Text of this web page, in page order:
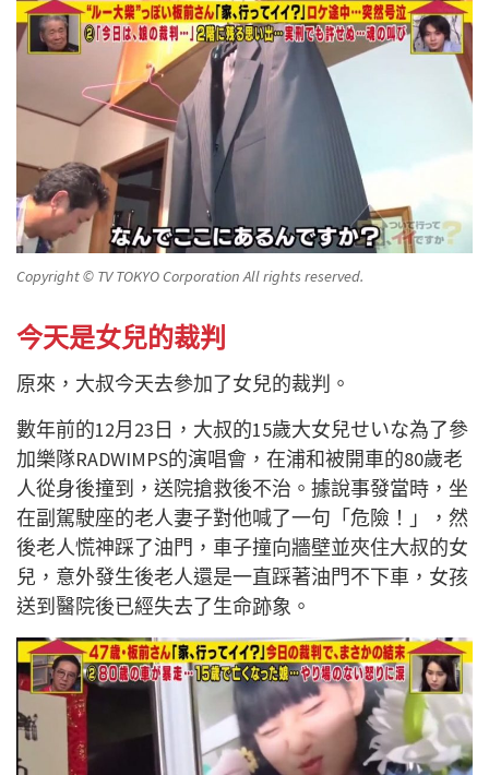
Copyright © TV TOKYO Corporation All rights reserved.
今天是女兒的裁判
原來，大叔今天去參加了女兒的裁判。
數年前的12月23日，大叔的15歲大女兒せいな為了參
加樂隊RADWIMPS的演唱會，在浦和被開車的80歲老
人從身後撞到，送院搶救後不治。據說事發當時，坐
在副駕駛座的老人妻子對他喊了一句「危險！」，然
後老人慌神踩了油門，車子撞向牆壁並夾住大叔的女
兒，意外發生後老人還是一直踩著油門不下車，女孩
送到醫院後已經失去了生命跡象。